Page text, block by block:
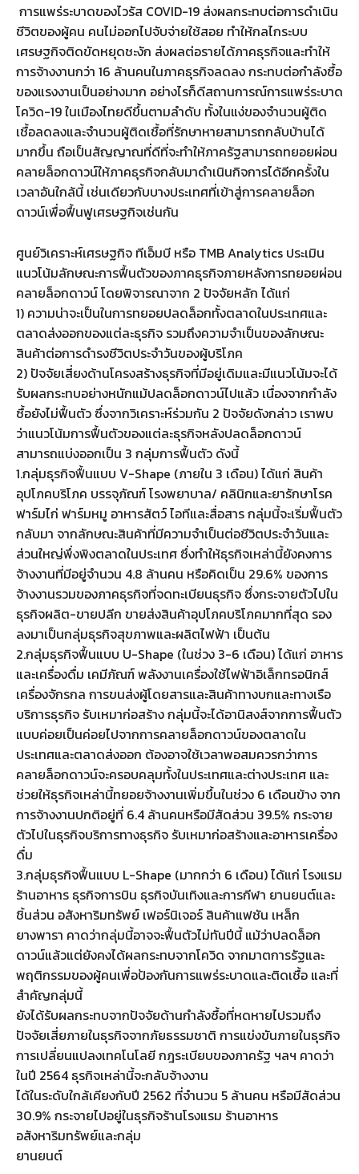
การแพร่ระบาดของไวรัส COVID-19 ส่งผลกระทบต่อการดำเนิน
ชีวิตของผู้คน คนไม่ออกไปจับจ่ายใช้สอย ทำให้กลไกระบบ
เศรษฐกิจติดขัดหยุดชะงัก ส่งผลต่อรายได้ภาคธุรกิจและทำให้
การจ้างงานกว่า 16 ล้านคนในภาคธุรกิจลดลง กระทบต่อกำลังซื้อ
ของแรงงานเป็นอย่างมาก อย่างไรก็ดีสถานการณ์การแพร่ระบาด
โควิด-19 ในเมืองไทยดีขึ้นตามลำดับ ทั้งในแง่ของจำนวนผู้ติด
เชื้อลดลงและจำนวนผู้ติดเชื้อที่รักษาหายสามารถกลับบ้านได้
มากขึ้น ถือเป็นสัญญาณที่ดีที่จะทำให้ภาครัฐสามารถทยอยผ่อน
คลายล็อกดาวน์ให้ภาคธุรกิจกลับมาดำเนินกิจการได้อีกครั้งใน
เวลาอันใกล้นี้ เช่นเดียวกับบางประเทศที่เข้าสู่การคลายล็อก
ดาวน์เพื่อฟื้นฟูเศรษฐกิจเช่นกัน
ศูนย์วิเคราะห์เศรษฐกิจ ทีเอ็มบี หรือ TMB Analytics ประเมิน
แนวโน้มลักษณะการฟื้นตัวของภาคธุรกิจภายหลังการทยอยผ่อน
คลายล็อกดาวน์ โดยพิจารณาจาก 2 ปัจจัยหลัก ได้แก่
1) ความน่าจะเป็นในการทยอยปลดล็อกทั้งตลาดในประเทศและ
ตลาดส่งออกของแต่ละธุรกิจ รวมถึงความจำเป็นของลักษณะ
สินค้าต่อการดำรงชีวิตประจำวันของผู้บริโภค
2) ปัจจัยเสี่ยงด้านโครงสร้างธุรกิจที่มีอยู่เดิมและมีแนวโน้มจะได้
รับผลกระทบอย่างหนักแม้ปลดล็อกดาวน์ไปแล้ว เนื่องจากกำลัง
ซื้อยังไม่ฟื้นตัว ซึ่งจากวิเคราะห์ร่วมกัน 2 ปัจจัยดังกล่าว เราพบ
ว่าแนวโน้มการฟื้นตัวของแต่ละธุรกิจหลังปลดล็อกดาวน์
สามารถแบ่งออกเป็น 3 กลุ่มการฟื้นตัว ดังนี้
1.กลุ่มธุรกิจฟื้นแบบ V-Shape (ภายใน 3 เดือน) ได้แก่ สินค้า
อุปโภคบริโภค บรรจุภัณฑ์ โรงพยาบาล/ คลินิกและยารักษาโรค
ฟาร์มไก่ ฟาร์มหมู อาหารสัตว์ ไอทีและสื่อสาร กลุ่มนี้จะเริ่มฟื้นตัว
กลับมา จากลักษณะสินค้าที่มีความจำเป็นต่อชีวิตประจำวันและ
ส่วนใหญ่พึ่งพิงตลาดในประเทศ ซึ่งทำให้ธุรกิจเหล่านี้ยังคงการ
จ้างงานที่มีอยู่จำนวน 4.8 ล้านคน หรือคิดเป็น 29.6% ของการ
จ้างงานรวมของภาคธุรกิจที่จดทะเบียนธุรกิจ ซึ่งกระจายตัวไปใน
ธุรกิจผลิต-ขายปลีก ขายส่งสินค้าอุปโภคบริโภคมากที่สุด รอง
ลงมาเป็นกลุ่มธุรกิจสุขภาพและผลิตไฟฟ้า เป็นต้น
2.กลุ่มธุรกิจฟื้นแบบ U-Shape (ในช่วง 3-6 เดือน) ได้แก่ อาหาร
และเครื่องดื่ม เคมีภัณฑ์ พลังงานเครื่องใช้ไฟฟ้าอิเล็กทรอนิกส์
เครื่องจักรกล การขนส่งผู้โดยสารและสินค้าทางบกและทางเรือ
บริการธุรกิจ รับเหมาก่อสร้าง กลุ่มนี้จะได้อานิสงส์จากการฟื้นตัว
แบบค่อยเป็นค่อยไปจากการคลายล็อกดาวน์ของตลาดใน
ประเทศและตลาดส่งออก ต้องอาจใช้เวลาพอสมควรกว่าการ
คลายล็อกดาวน์จะครอบคลุมทั้งในประเทศและต่างประเทศ และ
ช่วยให้ธุรกิจเหล่านี้ทยอยจ้างงานเพิ่มขึ้นในช่วง 6 เดือนข้าง จาก
การจ้างงานปกติอยู่ที่ 6.4 ล้านคนหรือมีสัดส่วน 39.5% กระจาย
ตัวไปในธุรกิจบริการทางธุรกิจ รับเหมาก่อสร้างและอาหารเครื่อง
ดื่ม
3.กลุ่มธุรกิจฟื้นแบบ L-Shape (มากกว่า 6 เดือน) ได้แก่ โรงแรม
ร้านอาหาร ธุรกิจการบิน ธุรกิจบันเทิงและการกีฬา ยานยนต์และ
ชิ้นส่วน อสังหาริมทรัพย์ เฟอร์นิเจอร์ สินค้าแฟชัน เหล็ก
ยางพารา คาดว่ากลุ่มนี้อาจจะฟื้นตัวไม่ทันปีนี้ แม้ว่าปลดล็อก
ดาวน์แล้วแต่ยังคงได้ผลกระทบจากโควิด จากมาตการรัฐและ
พฤติกรรมของผู้คนเพื่อป้องกันการแพร่ระบาดและติดเชื้อ และที่
สำคัญกลุ่มนี้
ยังได้รับผลกระทบจากปัจจัยด้านกำลังซื้อที่หดหายไปรวมถึง
ปัจจัยเสี่ยภายในธุรกิจจากภัยธรรมชาติ การแข่งขันภายในธุรกิจ
การเปลี่ยนแปลงเทคโนโลยี กฎระเบียบของภาครัฐ ฯลฯ คาดว่า
ในปี 2564 ธุรกิจเหล่านี้จะกลับจ้างงาน
ได้ในระดับใกล้เคียงกับปี 2562 ที่จำนวน 5 ล้านคน หรือมีสัดส่วน
30.9% กระจายไปอยู่ในธุรกิจร้านโรงแรม ร้านอาหาร
อสังหาริมทรัพย์และกลุ่ม
ยานยนต์